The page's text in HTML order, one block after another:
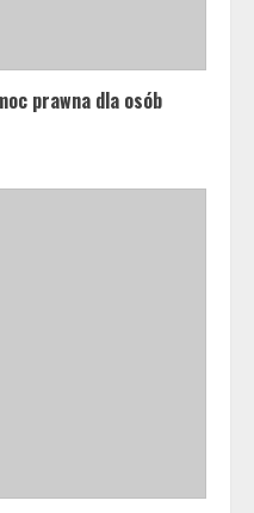
prawna dla osób